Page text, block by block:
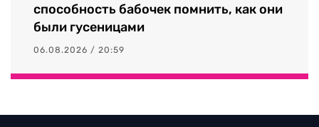
способность бабочек помнить, как они
были гусеницами
06.08.2026 / 20:59